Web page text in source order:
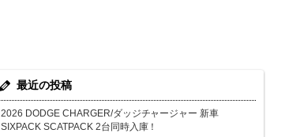
最近の投稿
2026 DODGE CHARGER/ダッジチャージャー 新車
SIXPACK SCATPACK 2台同時入庫！